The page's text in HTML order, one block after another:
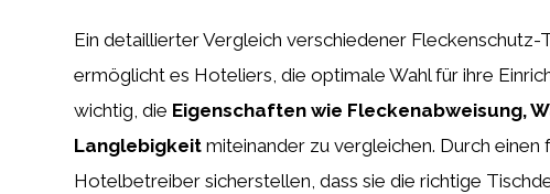
Ein detaillierter Vergleich verschiedener
ermöglicht es Hoteliers, die optimale Wahl für ihre
wichtig, die Eigenschaften wie Fleckenabweisung,
Langlebigkeit miteinander zu vergleichen. Durch
Hotelbetreiber sicherstellen, dass sie die richtige